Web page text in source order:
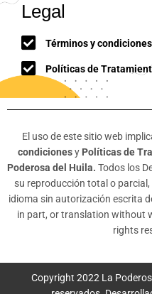
Legal
Términos y condiciones
Políticas de
El uso de este sitio web
condicionesy Políticas de
Poderosa del Huila. Todos los
su reproducción total o
idioma sin autorización escrita
in part, or translation without
rights
Copyright 2022 La